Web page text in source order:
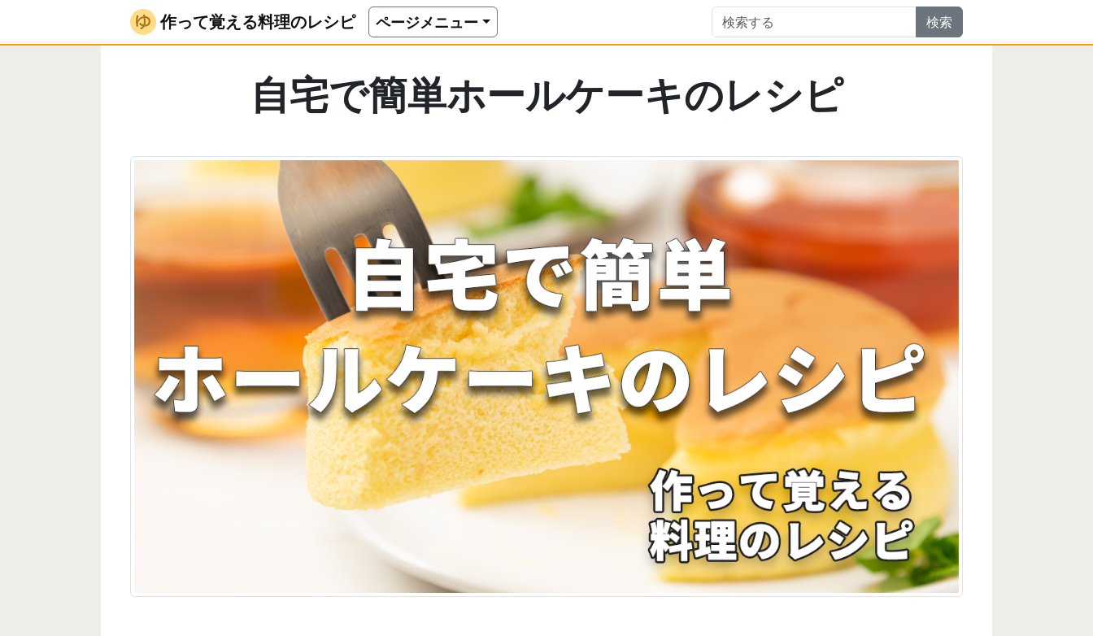
作って覚える料理のレシピ ページメニュー 検索
作って覚える料理のレシピ 自宅で簡単、ホールケーキのレシピ
自宅で簡単ホールケーキのレシピ